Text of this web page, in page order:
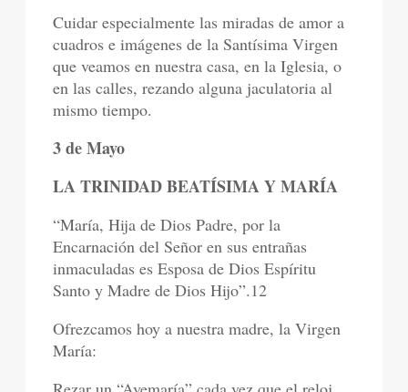
Cuidar especialmente las miradas de amor a
cuadros e imágenes de la Santísima Virgen
que veamos en nuestra casa, en la Iglesia, o
en las calles, rezando alguna jaculatoria al
mismo tiempo.
3 de Mayo
LA TRINIDAD BEATÍSIMA Y MARÍA
“María, Hija de Dios Padre, por la
Encarnación del Señor en sus entrañas
inmaculadas es Esposa de Dios Espíritu
Santo y Madre de Dios Hijo”.12
Ofrezcamos hoy a nuestra madre, la Virgen
María: